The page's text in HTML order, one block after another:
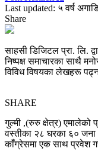
Last updated: ५ वर्ष
Share
साहसी डिजिटल प्रा. लि.
निष्पक्ष समाचारका साथै
विविध विषयका लेखहरू
SHARE
गुल्मी ,(रुरु क्षेत्र) एमालेको
वस्तीका २८ घरका ६० जना
काँग्रेसमा एक साथ प्रवेश